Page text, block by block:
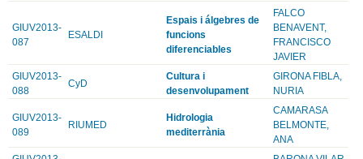
GIUV2013-
087
ESALDI
Espais i álgebres de
funcions
diferenciables
FALCO
BENAVENT,
FRANCISCO
JAVIER
GIUV2013-
088
CyD
Cultura i
desenvolupament
GIRONA FIBLA,
NURIA
GIUV2013-
089
RIUMED
Hidrologia
mediterrània
CAMARASA
BELMONTE,
ANA